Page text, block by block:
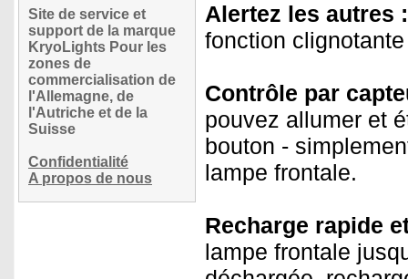
Site de service et
support de la marque
KryoLights Pour les
zones de
commercialisation de
l'Allemagne, de
l'Autriche et de la
Suisse
Confidentialité
A propos de nous
Alertez les autres :
fonction
Contrôle par
pouvez allumer et
bouton -
lampe frontale.
Recharge rapide
lampe frontale